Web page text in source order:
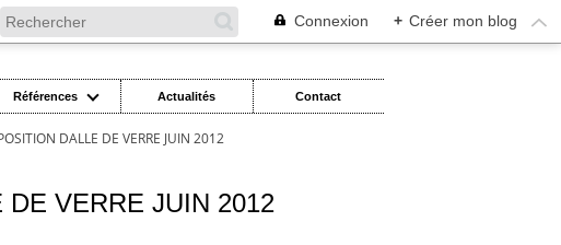
Connexion + Créer mon blog
Références Actualités Contact
DALLE DE VERRE JUIN 2012
VERRE JUIN 2012